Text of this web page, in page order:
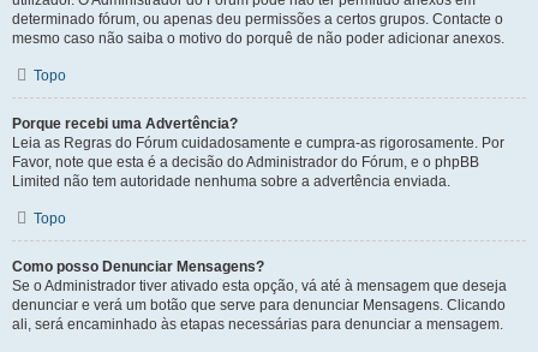
determinado fórum, ou apenas deu permissões a certos grupos. Contacte o
mesmo caso não saiba o motivo do porquê de não poder adicionar anexos.
Topo
Porque recebi uma Advertência?
Leia as Regras do Fórum cuidadosamente e cumpra-as rigorosamente. Por
Favor, note que esta é a decisão do Administrador do Fórum, e o phpBB
Limited não tem autoridade nenhuma sobre a advertência enviada.
Topo
Como posso Denunciar Mensagens?
Se o Administrador tiver ativado esta opção, vá até à mensagem que deseja
denunciar e verá um botão que serve para denunciar Mensagens. Clicando
ali, será encaminhado às etapas necessárias para denunciar a mensagem.